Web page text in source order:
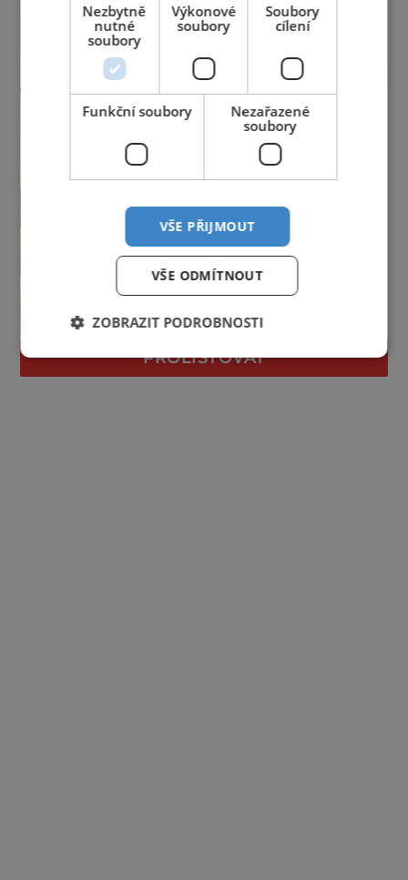
PROLISTOVAT
Nezbytně
nutné
soubory
Výkonové
soubory
Soubory
cílení
Funkční soubory
Nezařazené
soubory
VŠE PŘIJMOUT
VŠE ODMÍTNOUT
ZOBRAZIT PODROBNOSTI